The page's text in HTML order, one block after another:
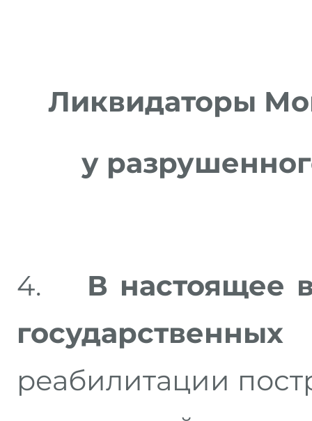
Ликвидаторы
у
4. В настоящее
реабилитации